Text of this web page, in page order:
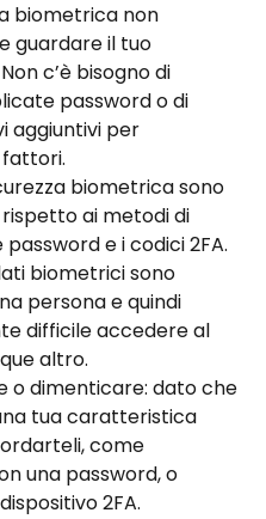
biometrica non
guardare il tuo
c’è bisogno di
password o di
aggiuntivi per
fattori.
biometrica sono
ai metodi di
e i codici 2FA.
biometrici sono
persona e quindi
difficile accedere al
altro.
o dimenticare: dato che
tua caratteristica
come
una password, o
2FA.